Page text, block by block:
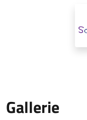
Gallerie